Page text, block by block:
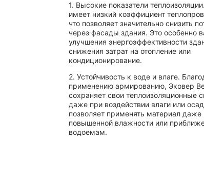
1. Высокие показатели
имеет низкий коэффициент
что позволяет значительно снизить
через фасады здания. Это особенно
улучшения энергоэффективности
снижения затрат на отопление или
кондиционирование.
2. Устойчивость к воде и влаге.
применению армированию, Эковер
сохраняет свои теплоизоляционные
даже при воздействии влаги или
позволяет применять материал даже
повышенной влажности или
водоемам.